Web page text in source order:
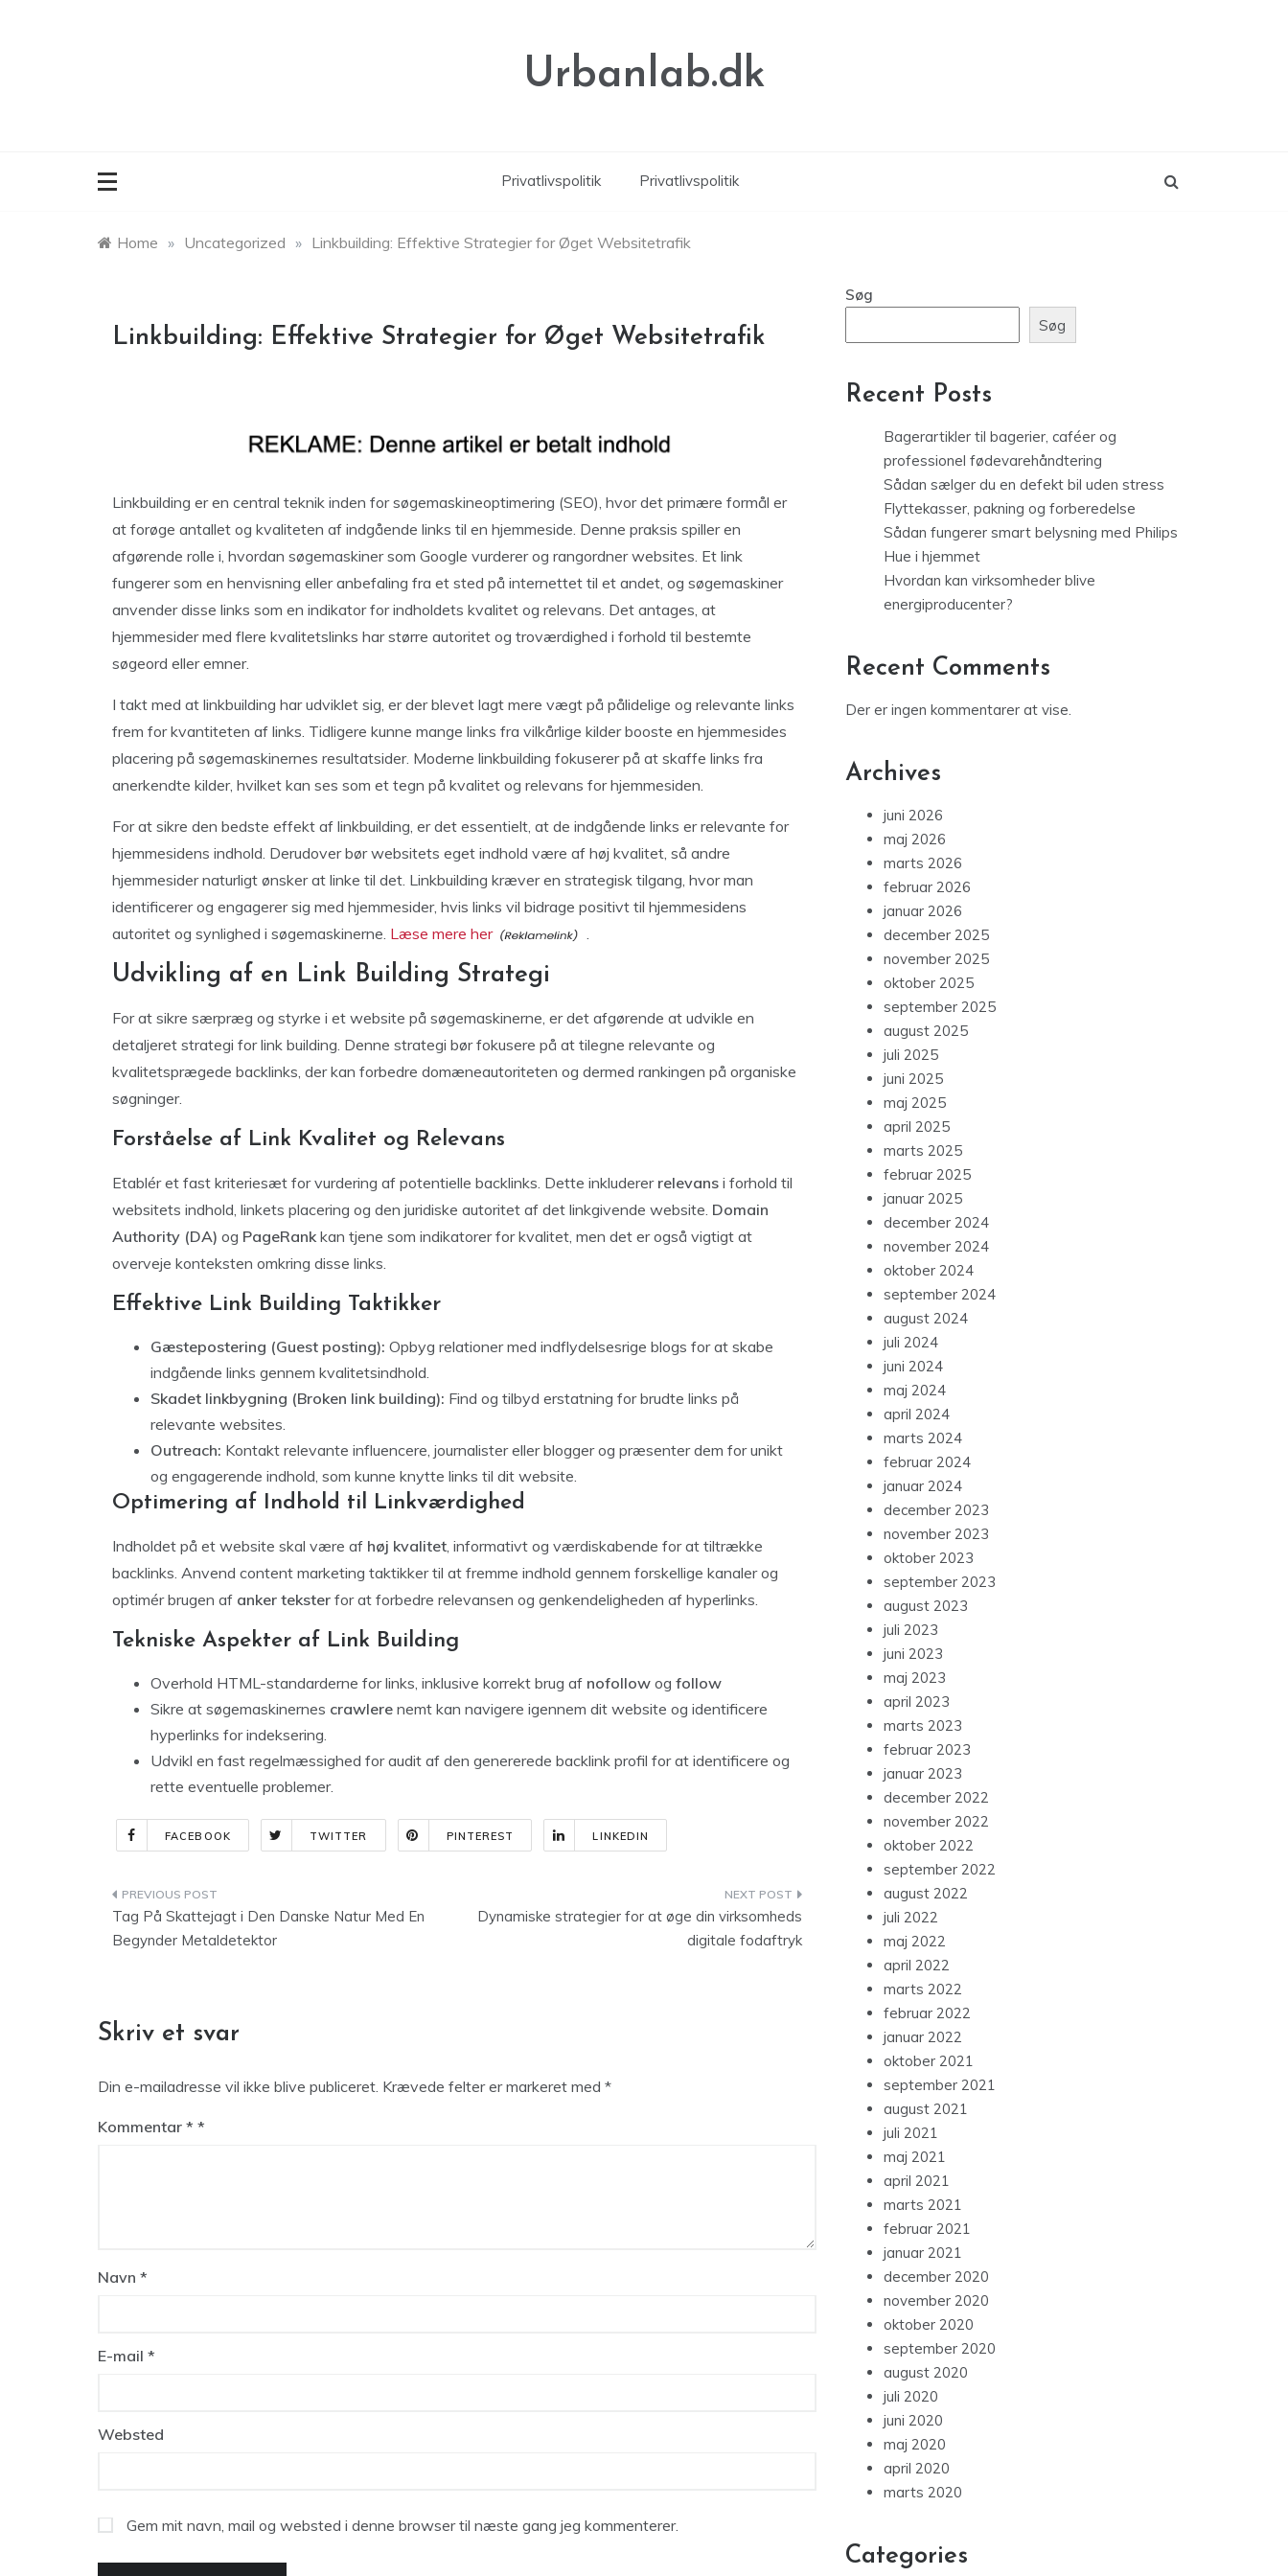
Urbanlab.dk
Privatlivspolitik Privatlivspolitik
Home » Uncategorized » Linkbuilding: Effektive Strategier for Øget Websitetrafik
Linkbuilding: Effektive Strategier for Øget Websitetrafik
Linkbuilding er en central teknik inden for søgemaskineoptimering (SEO), hvor det primære formål er
at forøge antallet og kvaliteten af indgående links til en hjemmeside. Denne praksis spiller en
afgørende rolle i, hvordan søgemaskiner som Google vurderer og rangordner websites. Et link
fungerer som en henvisning eller anbefaling fra et sted på internettet til et andet, og søgemaskiner
anvender disse links som en indikator for indholdets kvalitet og relevans. Det antages, at
hjemmesider med flere kvalitetslinks har større autoritet og troværdighed i forhold til bestemte
søgeord eller emner.
I takt med at linkbuilding har udviklet sig, er der blevet lagt mere vægt på pålidelige og relevante links
frem for kvantiteten af links. Tidligere kunne mange links fra vilkårlige kilder booste en hjemmesides
placering på søgemaskinernes resultatsider. Moderne linkbuilding fokuserer på at skaffe links fra
anerkendte kilder, hvilket kan ses som et tegn på kvalitet og relevans for hjemmesiden.
For at sikre den bedste effekt af linkbuilding, er det essentielt, at de indgående links er relevante for
hjemmesidens indhold. Derudover bør websitets eget indhold være af høj kvalitet, så andre
hjemmesider naturligt ønsker at linke til det. Linkbuilding kræver en strategisk tilgang, hvor man
identificerer og engagerer sig med hjemmesider, hvis links vil bidrage positivt til hjemmesidens
autoritet og synlighed i søgemaskinerne. Læse mere her .
Udvikling af en Link Building Strategi
For at sikre særpræg og styrke i et website på søgemaskinerne, er det afgørende at udvikle en
detaljeret strategi for link building. Denne strategi bør fokusere på at tilegne relevante og
kvalitetsprægede backlinks, der kan forbedre domæneautoriteten og dermed rankingen på organiske
søgninger.
Forståelse af Link Kvalitet og Relevans
Etablér et fast kriteriesæt for vurdering af potentielle backlinks. Dette inkluderer relevans i forhold til
websitets indhold, linkets placering og den juridiske autoritet af det linkgivende website. Domain
Authority (DA) og PageRankkan tjene som indikatorer for kvalitet, men det er også vigtigt at
overveje konteksten omkring disse links.
Effektive Link Building Taktikker
Gæstepostering (Guest posting): Opbyg relationer med indflydelsesrige blogs for at skabe
indgående links gennem kvalitetsindhold.
Skadet linkbygning (Broken link building): Find og tilbyd erstatning for brudte links på
relevante websites.
Outreach: Kontakt relevante influencere, journalister eller blogger og præsenter dem for unikt
og engagerende indhold, som kunne knytte links til dit website.
Optimering af Indhold til Linkværdighed
Indholdet på et website skal være af høj kvalitet, informativt og værdiskabende for at tiltrække
backlinks. Anvend content marketing taktikker til at fremme indhold gennem forskellige kanaler og
optimér brugen af anker tekster for at forbedre relevansen og genkendeligheden af hyperlinks.
Tekniske Aspekter af Link Building
Overhold HTML-standarderne for links, inklusive korrekt brug af nofollow og follow
Sikre at søgemaskinernes crawlere nemt kan navigere igennem dit website og identificere
hyperlinks for indeksering.
Udvikl en fast regelmæssighed for audit af den genererede backlink profil for at identificere og
rette eventuelle problemer.
FACEBOOK TWITTER PINTEREST LINKEDIN
Indlægsnavigation
Tag På Skattejagt i Den Danske Natur Med En
Begynder Metaldetektor
Dynamiske strategier for at øge din virksomheds
digitale fodaftryk
Skriv et svar
Din e-mailadresse vil ikke blive publiceret. Krævede felter er markeret med *
Kommentar *
Navn *
E-mail *
Websted
Gem mit navn, mail og websted i denne browser til næste gang jeg kommenterer.
Søg
Søg
Recent Posts
Bagerartikler til bagerier, caféer og
professionel fødevarehåndtering
Sådan sælger du en defekt bil uden stress
Flyttekasser, pakning og forberedelse
Sådan fungerer smart belysning med Philips
Hue i hjemmet
Hvordan kan virksomheder blive
energiproducenter?
Recent Comments
Der er ingen kommentarer at vise.
Archives
juni 2026
maj 2026
marts 2026
februar 2026
januar 2026
december 2025
november 2025
oktober 2025
september 2025
august 2025
juli 2025
juni 2025
maj 2025
april 2025
marts 2025
februar 2025
januar 2025
december 2024
november 2024
oktober 2024
september 2024
august 2024
juli 2024
juni 2024
maj 2024
april 2024
marts 2024
februar 2024
januar 2024
december 2023
november 2023
oktober 2023
september 2023
august 2023
juli 2023
juni 2023
maj 2023
april 2023
marts 2023
februar 2023
januar 2023
december 2022
november 2022
oktober 2022
september 2022
august 2022
juli 2022
maj 2022
april 2022
marts 2022
februar 2022
januar 2022
oktober 2021
september 2021
august 2021
juli 2021
maj 2021
april 2021
marts 2021
februar 2021
januar 2021
december 2020
november 2020
oktober 2020
september 2020
august 2020
juli 2020
juni 2020
maj 2020
april 2020
marts 2020
Categories